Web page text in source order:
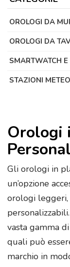
OROLOGI DA
OROLOGI DA
SMARTWATCH
STAZIONI
Orologi
Gli orologi in
un’opzione
orologi
vasta gamma
quali può
marchio in